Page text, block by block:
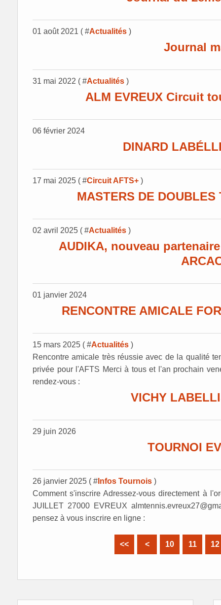
01 août 2021 ( #Actualités )
Journal
31 mai 2022 ( #Actualités )
ALM EVREUX Circuit
06 février 2024
DINARD
17 mai 2025 ( #Circuit AFTS+ )
MASTERS DE
02 avril 2025 ( #Actualités )
AUDIKA, nouveau
01 janvier 2024
RENCONTRE AMICALE
15 mars 2025 ( #Actualités )
Rencontre amicale très réussie avec de la qualité
privée pour l'AFTS Merci à tous et l'an prochain
rendez-vous :
VICHY
29 juin 2026
TOURNOI
26 janvier 2025 ( # Infos Tournois )
Comment s'inscrire Adressez-vous directement à
JUILLET 27000 EVREUX
pensez à vous inscrire en ligne :
<< < 10 11 12